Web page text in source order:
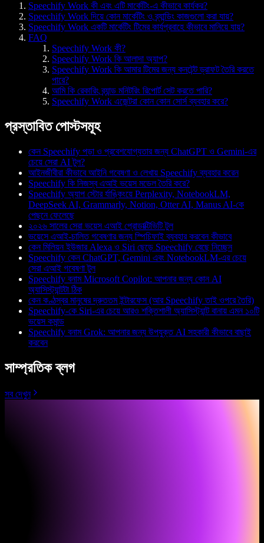
Speechify Work কী এবং এটি মার্কেটিং-এ কীভাবে কার্যকর?
Speechify Work দিয়ে কোন মার্কেটিং ও ব্র্যান্ডিং কাজগুলো করা যায়?
Speechify Work একটি মার্কেটিং টিমের কার্যপ্রবাহে কীভাবে মানিয়ে যায়?
FAQ
Speechify Work কী?
Speechify Work কি আলাদা অ্যাপ?
Speechify Work কি আমার টিমের জন্য কনটেন্ট ড্রাফট তৈরি করতে
পারে?
আমি কি রেকারিং ব্র্যান্ড মনিটরিং রিপোর্ট সেট করতে পারি?
Speechify Work এজেন্টরা কোন কোন সোর্স ব্যবহার করে?
প্রস্তাবিত পোস্টসমূহ
কেন Speechify পড়া ও প্রবেশযোগ্যতার জন্য ChatGPT ও Gemini-এর
চেয়ে সেরা AI টুল?
আইনজীবীরা কীভাবে আইনি গবেষণা ও লেখায় Speechify ব্যবহার করেন
Speechify কি নিজস্ব এআই ভয়েস মডেল তৈরি করে?
Speechify অ্যাপ স্টোর র্যাঙ্কিংয়ে Perplexity, NotebookLM,
DeepSeek AI, Grammarly, Notion, Otter AI, Manus AI-কে
পেছনে ফেলেছে
২০২৬ সালের সেরা ভয়েস এআই প্রোডাক্টিভিটি টুল
ভয়েসে এআই-চালিত গবেষণার জন্য স্পিচিফাই ব্যবহার করবেন কীভাবে
কেন মিলিয়ন ইউজার Alexa ও Siri ছেড়ে Speechify বেছে নিচ্ছেন
Speechify কেন ChatGPT, Gemini এবং NotebookLM-এর চেয়ে
সেরা এআই গবেষণা টুল
Speechify বনাম Microsoft Copilot: আপনার জন্য কোন AI
অ্যাসিস্ট্যান্টটা ঠিক
কেন কণ্ঠস্বর মানুষের দ্রুততম ইন্টারফেস (আর Speechify তাই ওপরে তৈরি)
Speechify-কে Siri-এর চেয়ে আরও শক্তিশালী অ্যাসিস্ট্যান্ট বানায় এমন ১০টি
ভয়েস কমান্ড
Speechify বনাম Grok: আপনার জন্য উপযুক্ত AI সহকারী কীভাবে বাছাই
করবেন
সাম্প্রতিক ব্লগ
সব দেখুন